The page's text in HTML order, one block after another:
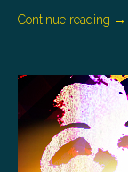
Continue reading →